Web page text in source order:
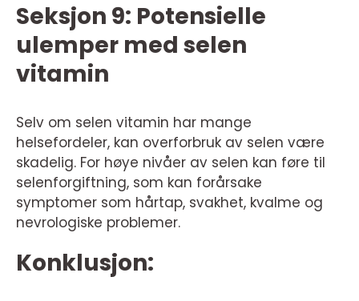
Seksjon 9: Potensielle
ulemper med selen
vitamin
Selv om selen vitamin har mange
helsefordeler, kan overforbruk av selen være
skadelig. For høye nivåer av selen kan føre til
selenforgiftning, som kan forårsake
symptomer som hårtap, svakhet, kvalme og
nevrologiske problemer.
Konklusjon: